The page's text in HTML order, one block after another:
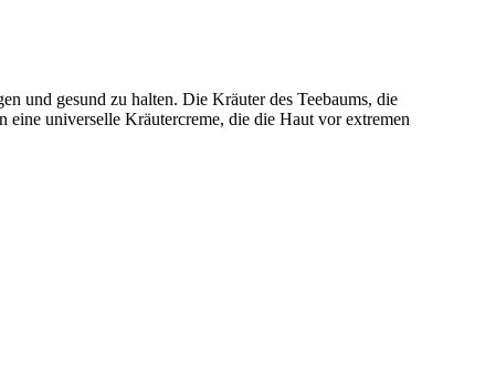
und gesund zu halten. Die Kräuter des Teebaums, die
universelle Kräutercreme, die die Haut vor extremen